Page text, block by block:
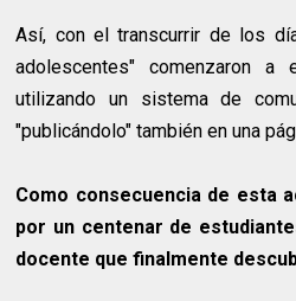
Así, con el transcurrir de los
adolescentes" comenzaron
utilizando un sistema de
"publicándolo" también en una
Como consecuencia de esta
por un centenar de
docente que finalmente